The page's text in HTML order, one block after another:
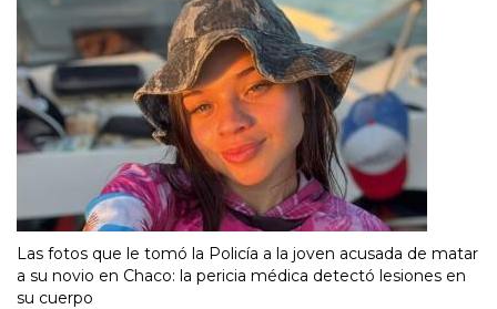
Las fotos que le tomó la Policía a la joven acusada de matar
a su novio en Chaco: la pericia médica detectó lesiones en
su cuerpo